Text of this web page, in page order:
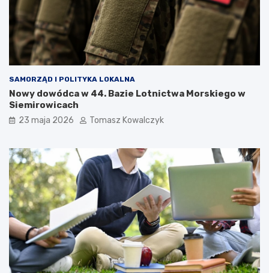
SAMORZĄD I POLITYKA LOKALNA
Nowy dowódca w 44. Bazie Lotnictwa Morskiego w
Siemirowicach
23 maja 2026 Tomasz Kowalczyk